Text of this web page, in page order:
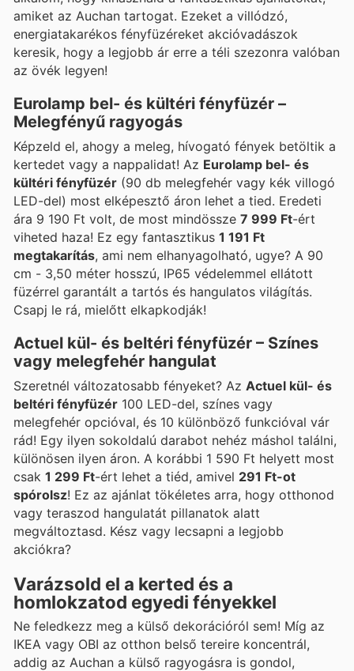
amiket az Auchan tartogat. Ezeket a villódzó,
energiatakarékos fényfüzéreket akcióvadászok
keresik, hogy a legjobb ár erre a téli szezonra valóban
az övék legyen!
Eurolamp bel- és kültéri fényfüzér –
Melegfényű ragyogás
Képzeld el, ahogy a meleg, hívogató fények betöltik a
kertedet vagy a nappalidat! Az Eurolamp bel- és
kültéri fényfüzér (90 db melegfehér vagy kék villogó
LED-del) most elképesztő áron lehet a tied. Eredeti
ára 9 190 Ft volt, de most mindössze 7 999 Ft-ért
viheted haza! Ez egy fantasztikus 1 191 Ft
megtakarítás, ami nem elhanyagolható, ugye? A 90
cm - 3,50 méter hosszú, IP65 védelemmel ellátott
füzérrel garantált a tartós és hangulatos világítás.
Csapj le rá, mielőtt elkapkodják!
Actuel kül- és beltéri fényfüzér – Színes
vagy melegfehér hangulat
Szeretnél változatosabb fényeket? Az Actuel kül- és
beltéri fényfüzér 100 LED-del, színes vagy
melegfehér opcióval, és 10 különböző funkcióval vár
rád! Egy ilyen sokoldalú darabot nehéz máshol találni,
különösen ilyen áron. A korábbi 1 590 Ft helyett most
csak 1 299 Ft-ért lehet a tiéd, amivel 291 Ft-ot
spórolsz! Ez az ajánlat tökéletes arra, hogy otthonod
vagy teraszod hangulatát pillanatok alatt
megváltoztasd. Kész vagy lecsapni a legjobb
akciókra?
Varázsold el a kerted és a
homlokzatod egyedi fényekkel
Ne feledkezz meg a külső dekorációról sem! Míg az
IKEA vagy OBI az otthon belső tereire koncentrál,
addig az Auchan a külső ragyogásra is gondol,